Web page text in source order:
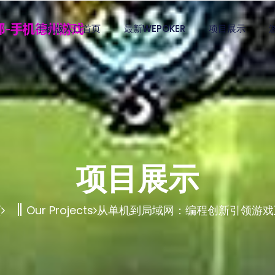
手机版入口首页 最新WEPOKER 项目展示
项目展示
Our Projects 从单机到局域网：编程创新引领游